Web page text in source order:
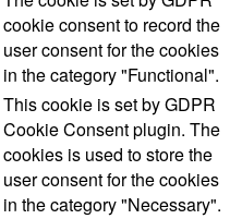
cookie consent to record the
user consent for the cookies
in the category "Functional".
This cookie is set by GDPR
Cookie Consent plugin. The
cookies is used to store the
user consent for the cookies
in the category "Necessary".